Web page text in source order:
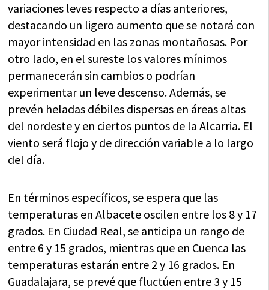
variaciones leves respecto a días anteriores,
destacando un ligero aumento que se notará con
mayor intensidad en las zonas montañosas. Por
otro lado, en el sureste los valores mínimos
permanecerán sin cambios o podrían
experimentar un leve descenso. Además, se
prevén heladas débiles dispersas en áreas altas
del nordeste y en ciertos puntos de la Alcarria. El
viento será flojo y de dirección variable a lo largo
del día.
En términos específicos, se espera que las
temperaturas en Albacete oscilen entre los 8 y 17
grados. En Ciudad Real, se anticipa un rango de
entre 6 y 15 grados, mientras que en Cuenca las
temperaturas estarán entre 2 y 16 grados. En
Guadalajara, se prevé que fluctúen entre 3 y 15